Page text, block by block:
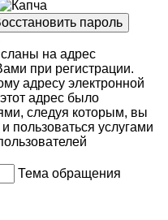
на адрес
при регистрации.
адресу электронной
адрес было
следуя которым, вы
пользоваться услугами
Тема обращения